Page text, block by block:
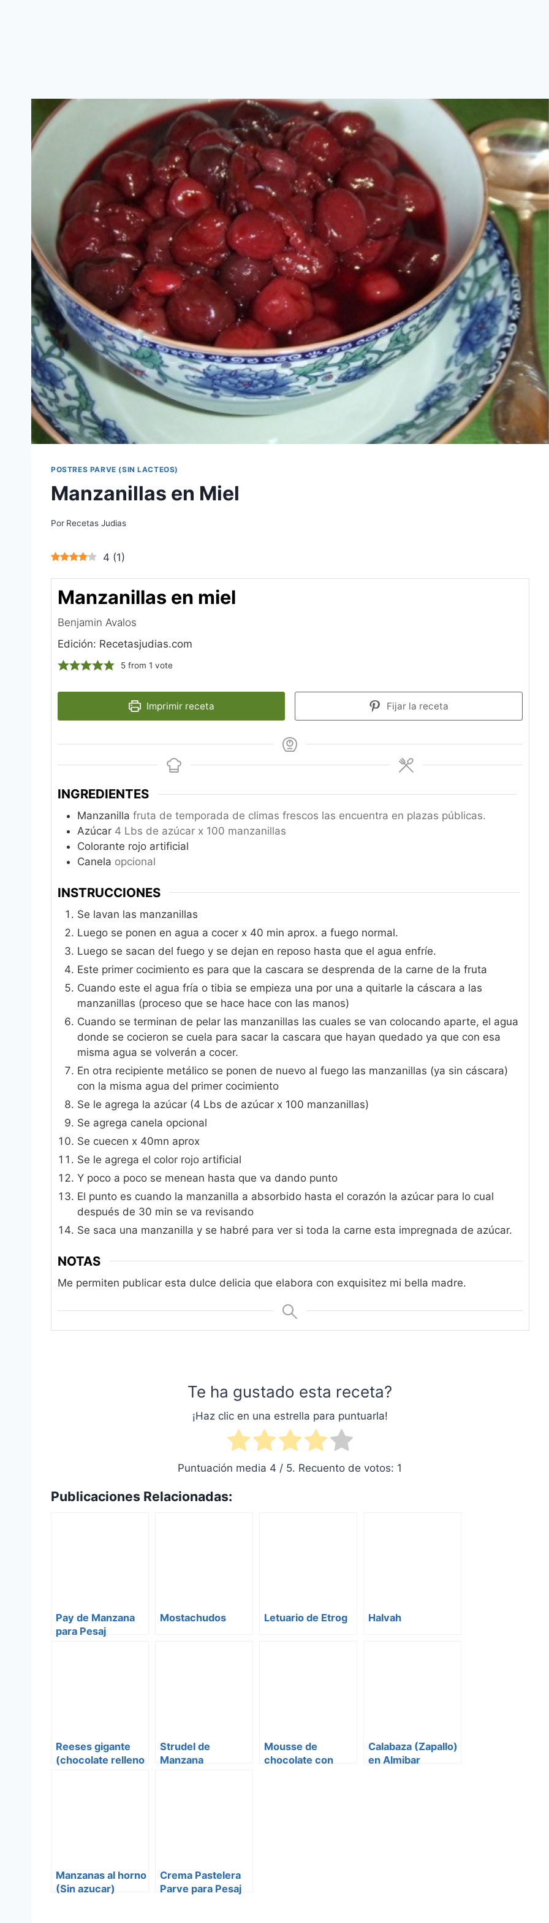
POSTRES PARVE (SIN LACTEOS)
Manzanillas en Miel
Por Recetas Judias
4 (1)
Manzanillas en miel
Benjamin Avalos‎
Edición: Recetasjudias.com
5 from 1 vote
Imprimir receta Fijar la receta
INGREDIENTES
Manzanilla fruta de temporada de climas frescos las encuentra en plazas públicas.
Azúcar 4 Lbs de azúcar x 100 manzanillas
Colorante rojo artificial
Canela opcional
INSTRUCCIONES
Se lavan las manzanillas
Luego se ponen en agua a cocer x 40 min aprox. a fuego normal.
Luego se sacan del fuego y se dejan en reposo hasta que el agua enfríe.
Este primer cocimiento es para que la cascara se desprenda de la carne de la fruta
Cuando este el agua fría o tibia se empieza una por una a quitarle la cáscara a las
manzanillas (proceso que se hace hace con las manos)
Cuando se terminan de pelar las manzanillas las cuales se van colocando aparte, el agua
donde se cocieron se cuela para sacar la cascara que hayan quedado ya que con esa
misma agua se volverán a cocer.
En otra recipiente metálico se ponen de nuevo al fuego las manzanillas (ya sin cáscara)
con la misma agua del primer cocimiento
Se le agrega la azúcar (4 Lbs de azúcar x 100 manzanillas)
Se agrega canela opcional
Se cuecen x 40mn aprox
Se le agrega el color rojo artificial
Y poco a poco se menean hasta que va dando punto
El punto es cuando la manzanilla a absorbido hasta el corazón la azúcar para lo cual
después de 30 min se va revisando
Se saca una manzanilla y se habré para ver si toda la carne esta impregnada de azúcar.
NOTAS
Me permiten publicar esta dulce delicia que elabora con exquisitez mi bella madre.
Te ha gustado esta receta?
¡Haz clic en una estrella para puntuarla!
Puntuación media 4 / 5. Recuento de votos: 1
Publicaciones Relacionadas:
Pay de Manzana
para Pesaj
Mostachudos Letuario de Etrog Halvah
Reeses gigante
(chocolate relleno
Strudel de
Manzana
Mousse de
chocolate con
Calabaza (Zapallo)
en Almibar
Manzanas al horno
(Sin azucar)
Crema Pastelera
Parve para Pesaj